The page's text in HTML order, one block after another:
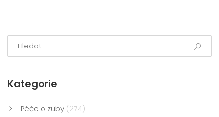
Kategorie
Péče o zuby (274)